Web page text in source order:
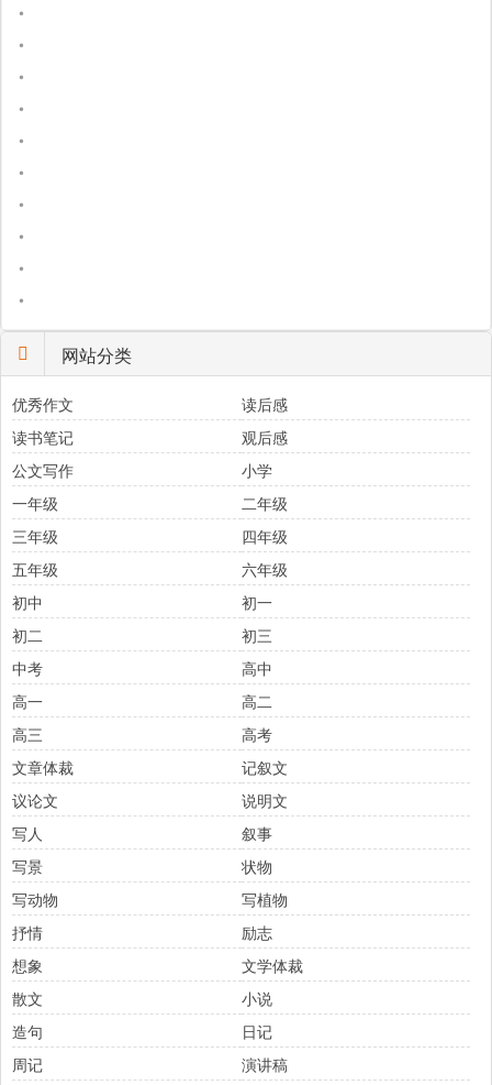
•
•
•
•
•
•
•
•
•
•
网站分类
优秀作文
读后感
读书笔记
观后感
公文写作
小学
一年级
二年级
三年级
四年级
五年级
六年级
初中
初一
初二
初三
中考
高中
高一
高二
高三
高考
文章体裁
记叙文
议论文
说明文
写人
叙事
写景
状物
写动物
写植物
抒情
励志
想象
文学体裁
散文
小说
造句
日记
周记
演讲稿